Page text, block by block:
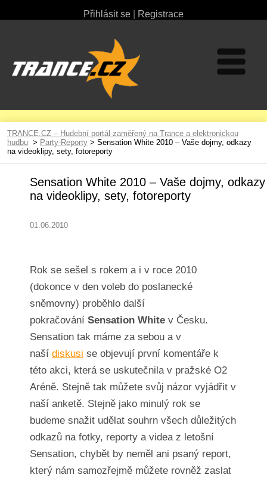
Přihlásit se Registrace
TRANCE.CZ – Hudební portál zaměřený na Trance a elektronickou
hudbu > Party-Reporty > Sensation White 2010 – Vaše dojmy, odkazy
na videoklipy, sety, fotoreporty
Sensation White 2010 – Vaše dojmy, odkazy
na videoklipy, sety, fotoreporty
01.06.2010
Rok se sešel s rokem a i v roce 2010
(dokonce v den voleb do poslanecké
sněmovny) proběhlo další
pokračování Sensation White v Česku.
Sensation tak máme za sebou a v
naší diskusi se objevují první komentáře k
této akci, která se uskutečnila v pražské O2
Aréně. Stejně tak můžete svůj názor vyjádřit v
naší anketě. Stejně jako minulý rok se
budeme snažit udělat souhrn všech důležitých
odkazů na fotky, reporty a videa z letošní
Sensation, chybět by neměl ani psaný report,
který nám samozřejmě můžete rovněž zaslat